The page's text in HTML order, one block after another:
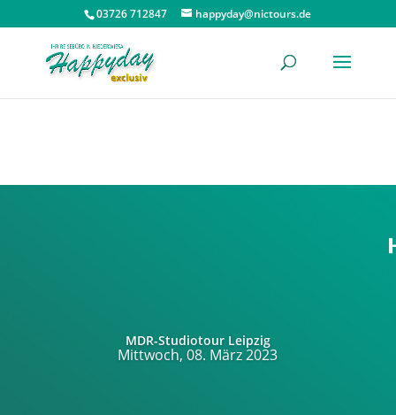
03726 712847 happyday@nictours.de
MDR-Studiotour Leipzig
Mittwoch, 08. März 2023